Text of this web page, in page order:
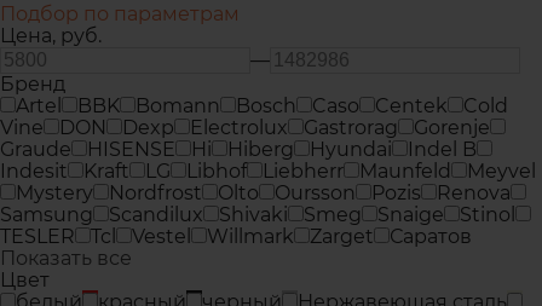
Подбор по параметрам
Цена, руб.
—
Бренд
Artel
BBK Bomann Bosch Caso Centek
Cold
Vine
DON Dexp Electrolux Gastrorag
Gorenje
Graude
HISENSE Hi Hiberg Hyundai
Indel B
Indesit
Kraft LG Libhof Liebherr Maunfeld
Meyvel
Mystery
Nordfrost Olto Oursson Pozis
Renova
Samsung
Scandilux Shivaki Smeg Snaige
Stinol
TESLER
Tcl Vestel Willmark Zarget
Саратов
Показать все
Цвет